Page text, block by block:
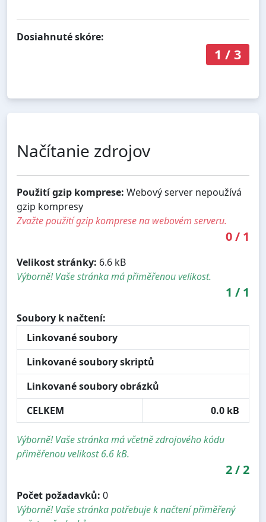
Dosiahnuté skóre:
1 / 3
Načítanie zdrojov
Použití gzip komprese: Webový server nepoužívá
gzip kompresy
Zvažte použití gzip komprese na webovém serveru.
0/ 1
Velikost stránky: 6.6 kB
Výborně! Vaše stránka má přiměřenou velikost.
1 / 1
Soubory k načtení:
Linkované soubory
Linkované soubory skriptů
Linkované soubory obrázků
CELKEM
0.0 kB
Výborně! Vaše stránka má včetně zdrojového kódu
přiměřenou velikost 6.6 kB.
2/2
Počet požadavků: 0
Výborně! Vaše stránka potřebuje k načtení přiměřený